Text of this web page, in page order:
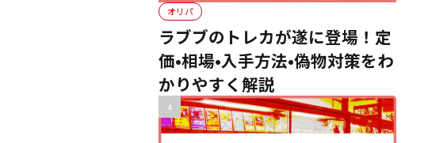
オリパ
ラブブのトレカが遂に登場！定
価•相場•入手方法•偽物対策をわ
かりやすく解説